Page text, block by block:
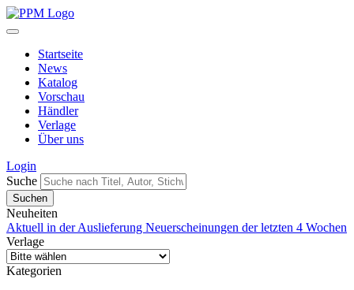
Startseite
News
Katalog
Vorschau
Händler
Verlage
Über uns
Login
Suche
Neuheiten
Aktuell in der Auslieferung Neuerscheinungen der letzten 4 Wochen
Verlage
Kategorien